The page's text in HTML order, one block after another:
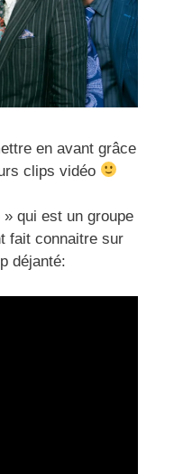
en avant grâce
clips vidéo
» qui est un groupe
fait connaitre sur
déjanté: